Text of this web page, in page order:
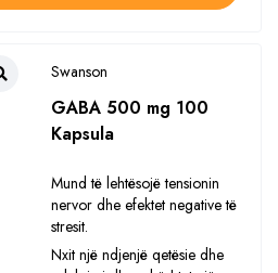
Swanson
GABA 500 mg 100
Kapsula
Mund të lehtësojë tensionin
nervor dhe efektet negative të
stresit.
Nxit një ndjenjë qetësie dhe